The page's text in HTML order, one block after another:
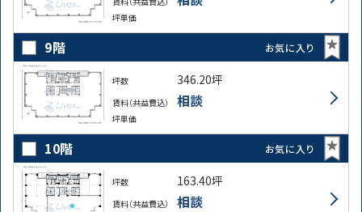
住所 路線・駅
坪単価
9階 お気に入り
坪数 346.20坪
賃料（共益費込） 相談
坪単価
10階 お気に入り
坪数 163.40坪
賃料（共益費込） 相談